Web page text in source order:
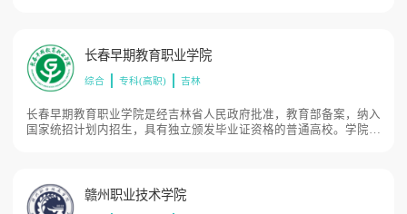
4月破土动工，12月通过省教育厅验收；2020年3月，山东省人民政
府批复学院成立，5月国家教育部备案；2021年1月，原临沂市产业
技术研究院整体并转学院，学院规划占地面积1218亩。
长春早期教育职业学院
综合 专科(高职) 吉林
长春早期教育职业学院是经吉林省人民政府批准，教育部备案，纳入
国家统招计划内招生，具有独立颁发毕业证资格的普通高校。学院位
赣州职业技术学院